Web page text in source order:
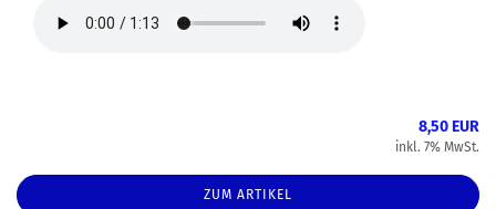
8,50 EUR
inkl. 7% MwSt.
ZUM ARTIKEL